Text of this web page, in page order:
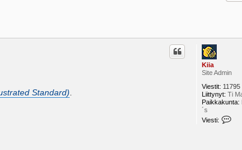
Kiia
Site Admin
Viestit: 11795
Liittynyt: Ti
Paikkakunta:
´s
Viesti:
Standard)